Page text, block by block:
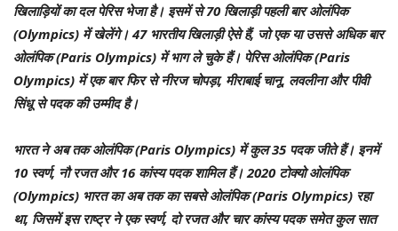
खिलाड़ियों का दल पेरिस भेजा है। इसमें से 70 खिलाड़ी पहली बार ओलंपिक
(Olympics) में खेलेंगे। 47 भारतीय खिलाड़ी ऐसे हैं, जो एक या उससे अधिक बार
ओलंपिक (Paris Olympics) में भाग ले चुके हैं। पेरिस ओलंपिक (Paris
Olympics) में एक बार फिर से नीरज चोपड़ा, मीराबाई चानू, लवलीना और पीवी
सिंधू से पदक की उम्मीद है।
भारत ने अब तक ओलंपिक (Paris Olympics) में कुल 35 पदक जीते हैं। इनमें
10 स्वर्ण, नौ रजत और 16 कांस्य पदक शामिल हैं। 2020 टोक्यो ओलंपिक
(Olympics) भारत का अब तक का सबसे ओलंपिक (Paris Olympics) रहा
था, जिसमें इस राष्ट्र ने एक स्वर्ण, दो रजत और चार कांस्य पदक समेत कुल सात